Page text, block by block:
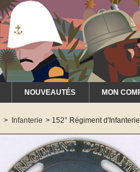
NOUVEAUTÉS MON
> Infanterie > 152° Régiment